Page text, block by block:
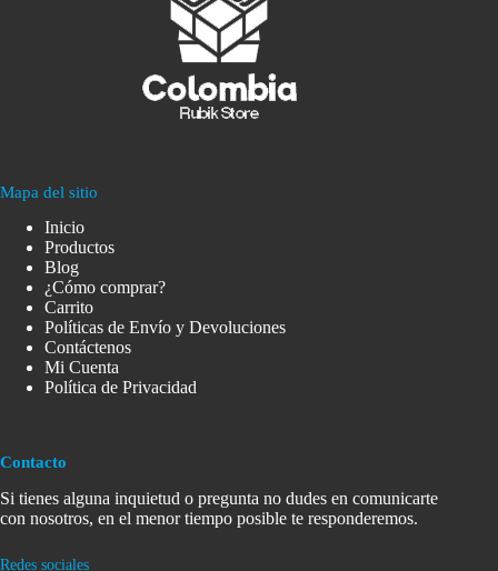
Mapa del sitio
Inicio
Productos
Blog
¿Cómo comprar?
Carrito
Políticas de Envío y Devoluciones
Contáctenos
Mi Cuenta
Política de Privacidad
Contacto
Si tienes alguna inquietud o pregunta no dudes en comunicarte
con nosotros, en el menor tiempo posible te responderemos.
Redes sociales